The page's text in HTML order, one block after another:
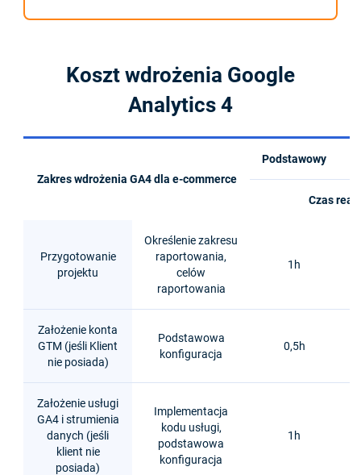
Koszt wdrożenia Google
Analytics 4
Zakres wdrożenia GA4 dla e-commerce
Podstawowy
Czas
Przygotowanie
projektu
Określenie zakresu
raportowania,
celów
raportowania
1h
Założenie konta
GTM (jeśli Klient
nie posiada)
Podstawowa
konfiguracja
0,5h
Założenie usługi
GA4 i strumienia
danych (jeśli
klient nie
posiada)
Implementacja
kodu usługi,
podstawowa
konfiguracja
1h